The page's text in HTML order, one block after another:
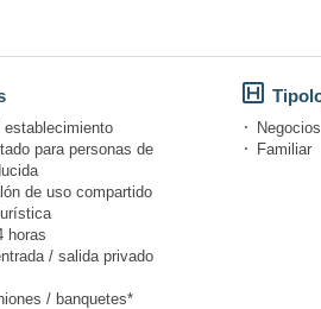
establecimiento
para personas de
de uso compartido
horas
/ salida privado
/ banquetes*
Negocios
Familiar